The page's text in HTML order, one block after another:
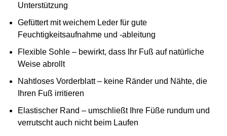
Unterstützung
Gefüttert mit weichem Leder für gute
Feuchtigkeitsaufnahme und -ableitung
Flexible Sohle – bewirkt, dass Ihr Fuß auf natürliche
Weise abrollt
Nahtloses Vorderblatt – keine Ränder und Nähte, die
Ihren Fuß irritieren
Elastischer Rand – umschließt Ihre Füße rundum und
verrutscht auch nicht beim Laufen